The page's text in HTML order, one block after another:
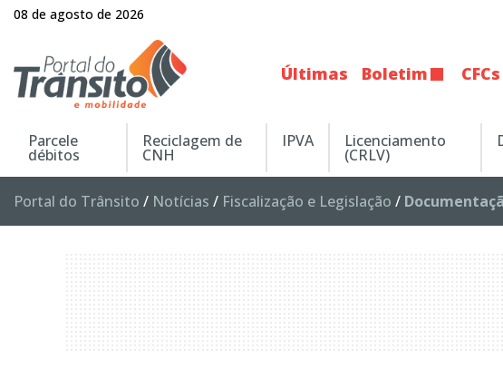
08 de agosto de 2026
Últimas Boletim CFCs
Parcele
débitos
Reciclagem de
CNH
IPVA Licenciamento
(CRLV)
Portal do Trânsito / Notícias / Fiscalização e Legislação /